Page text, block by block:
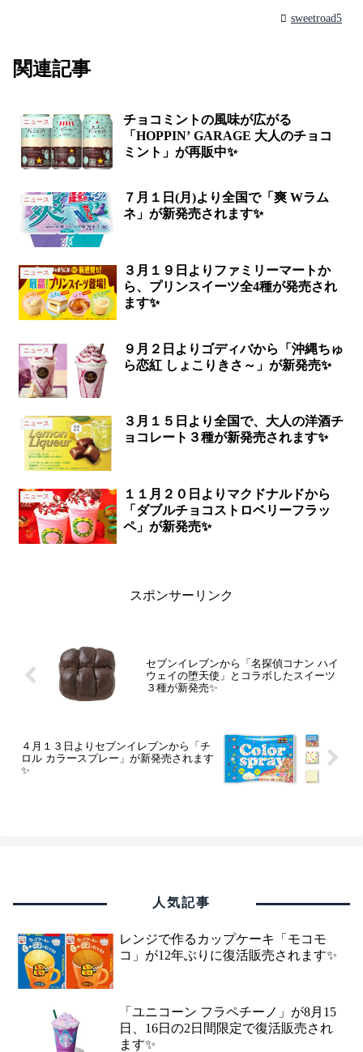
sweetroad5
関連記事
ニュース
チョコミントの風味が広がる
「HOPPIN’ GARAGE 大人のチョコ
ミント」が再販中✨
ニュース
７月１日(月)より全国で「爽 Wラム
ネ」が新発売されます✨
ニュース
３月１９日よりファミリーマートか
ら、プリンスイーツ全4種が発売され
ます✨
ニュース
９月２日よりゴディバから「沖縄ちゅ
ら恋紅 しょこりきさ～」が新発売✨
ニュース
３月１５日より全国で、大人の洋酒チ
ョコレート３種が新発売されます✨
ニュース
１１月２０日よりマクドナルドから
「ダブルチョコストロベリーフラッ
ペ」が新発売✨
スポンサーリンク
セブンイレブンから「名探偵コナン ハイ
ウェイの堕天使」とコラボしたスイーツ
３種が新発売✨
４月１３日よりセブンイレブンから「チ
ロル カラースプレー」が新発売されます
✨
人気記事
レンジで作るカップケーキ「モコモ
コ」が12年ぶりに復活販売されます✨
「ユニコーン フラペチーノ」が8月15
日、16日の2日間限定で復活販売され
ます✨